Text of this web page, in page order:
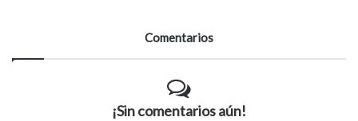
Comentarios
¡Sin comentarios aún!